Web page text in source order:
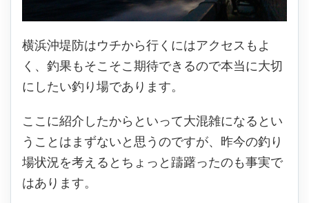
横浜沖堤防はウチから行くにはアクセスもよ
く、釣果もそこそこ期待できるので本当に大切
にしたい釣り場であります。
ここに紹介したからといって大混雑になるとい
うことはまずないと思うのですが、昨今の釣り
場状況を考えるとちょっと躊躇ったのも事実で
はあります。